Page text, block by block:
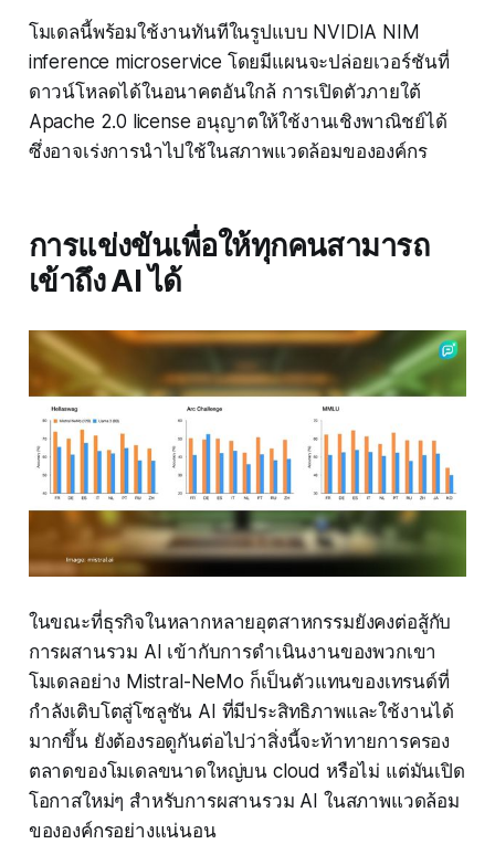
โมเดลนี้พร้อมใช้งานทันทีในรูปแบบ NVIDIA NIM
inference microservice โดยมีแผนจะปล่อยเวอร์ชันที่
ดาวน์โหลดได้ในอนาคตอันใกล้ การเปิดตัวภายใต้
Apache 2.0 license อนุญาตให้ใช้งานเชิงพาณิชย์ได้
ซึ่งอาจเร่งการนำไปใช้ในสภาพแวดล้อมขององค์กร
การแข่งขันเพื่อให้ทุกคนสามารถ
เข้าถึง AI ได้
ในขณะที่ธุรกิจในหลากหลายอุตสาหกรรมยังคงต่อสู้กับ
การผสานรวม AI เข้ากับการดำเนินงานของพวกเขา
โมเดลอย่าง Mistral-NeMo ก็เป็นตัวแทนของเทรนด์ที่
กำลังเติบโตสู่โซลูชัน AI ที่มีประสิทธิภาพและใช้งานได้
มากขึ้น ยังต้องรอดูกันต่อไปว่าสิ่งนี้จะท้าทายการครอง
ตลาดของโมเดลขนาดใหญ่บน cloud หรือไม่ แต่มันเปิด
โอกาสใหม่ๆ สำหรับการผสานรวม AI ในสภาพแวดล้อม
ขององค์กรอย่างแน่นอน